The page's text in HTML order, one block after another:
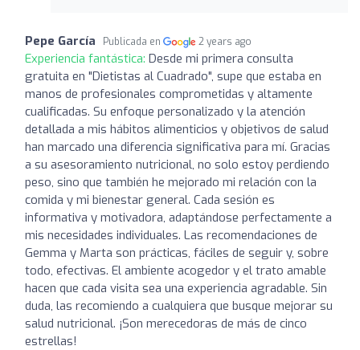
Pepe García Publicada en 2 years ago
Experiencia fantástica: Desde mi primera consulta
gratuita en "Dietistas al Cuadrado", supe que estaba en
manos de profesionales comprometidas y altamente
cualificadas. Su enfoque personalizado y la atención
detallada a mis hábitos alimenticios y objetivos de salud
han marcado una diferencia significativa para mí. Gracias
a su asesoramiento nutricional, no solo estoy perdiendo
peso, sino que también he mejorado mi relación con la
comida y mi bienestar general. Cada sesión es
informativa y motivadora, adaptándose perfectamente a
mis necesidades individuales. Las recomendaciones de
Gemma y Marta son prácticas, fáciles de seguir y, sobre
todo, efectivas. El ambiente acogedor y el trato amable
hacen que cada visita sea una experiencia agradable. Sin
duda, las recomiendo a cualquiera que busque mejorar su
salud nutricional. ¡Son merecedoras de más de cinco
estrellas!